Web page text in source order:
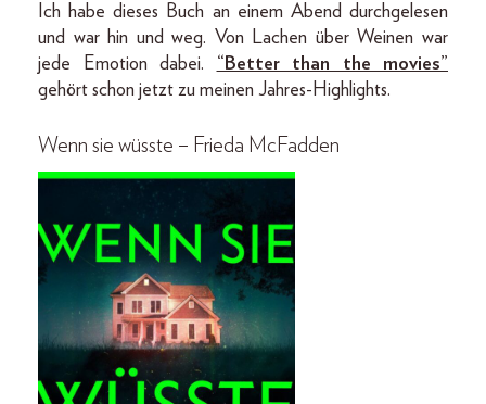
Ich habe dieses Buch an einem Abend durchgelesen
und war hin und weg. Von Lachen über Weinen war
jede Emotion dabei. “Better than the movies”
gehört schon jetzt zu meinen Jahres-Highlights.
Wenn sie wüsste – Frieda McFadden